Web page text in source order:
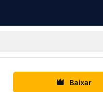
Baixar